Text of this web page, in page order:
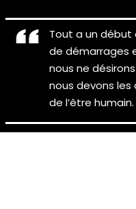
Tout a un début
de démarrages
nous ne
nous devons les
de l’être